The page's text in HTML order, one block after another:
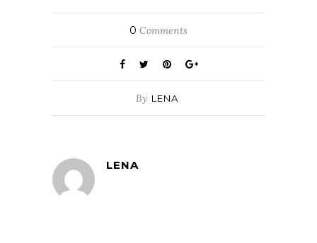
0 Comments
By LENA
LENA